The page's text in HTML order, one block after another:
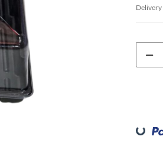
Delivery
Loading...